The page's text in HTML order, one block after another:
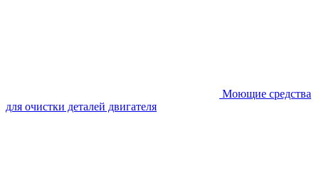
Моющие средства
для очистки деталей двигателя